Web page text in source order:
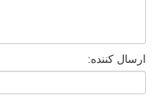
ارسال کننده: